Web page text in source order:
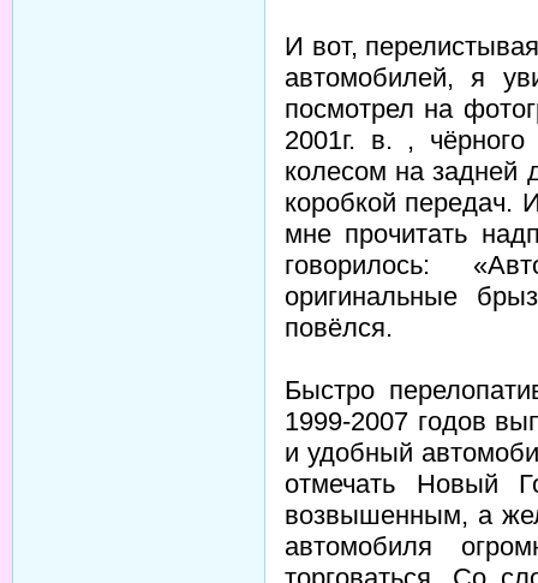
И вот,
автомобилей, я
посмотрел на
2001г. в. ,
колесом на задней
коробкой передач.
мне прочитать
говорилось:
оригинальные
повёлся.
Быстро
1999-2007 годов
и удобный
отмечать Новый
возвышенным, а
автомобиля
торговаться. Со